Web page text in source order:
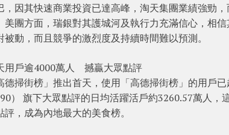
，因其快速商業投資已達高峰，淘天集團業績強勁
團方面，瑞銀對其護城河及執行力充滿信心，相
動，而且競爭的激烈度及持續時間難以預測。
用戶逾4000萬人 撼贏大眾點評
德掃街榜」推出首天，使用「高德掃街榜」的用戶
） 旗下大眾點評的日均活躍活戶約3260.57萬人，
，成為內地最大的美食榜。